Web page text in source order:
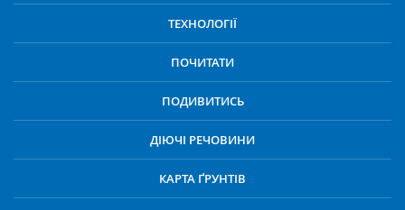
ТЕХНОЛОГІЇ
ПОЧИТАТИ
ПОДИВИТИСЬ
ДІЮЧІ РЕЧОВИНИ
КАРТА ҐРУНТІВ